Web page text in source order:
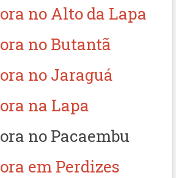
no Alto da Lapa
no Butantã
no Jaraguá
na Lapa
no Pacaembu
em Perdizes